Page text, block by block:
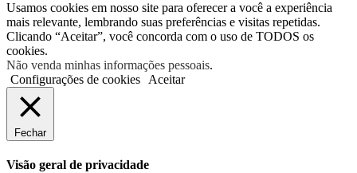
Usamos cookies em nosso site para oferecer a você a experiência
mais relevante, lembrando suas preferências e visitas repetidas.
Clicando “Aceitar”, você concorda com o uso de TODOS os
cookies.
Não venda minhas informações pessoais.
Configurações de cookies
Aceitar
Fechar
Visão geral de privacidade